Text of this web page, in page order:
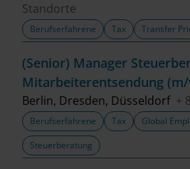
Standorte
Berufserfahrene Tax Transfer
(Senior) Manager
Mitarbeiterentsendung
Berlin, Dresden, Düsseldorf +
Berufserfahrene Tax
Global
Steuerberatung